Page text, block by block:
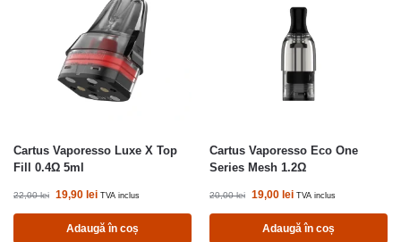
Cartus Vaporesso Luxe X Top
Fill 0.4Ω 5ml
22,00lei 19,90 lei TVA inclus
Adaugă în coș
Cartus Vaporesso Eco One
Series Mesh 1.2Ω
20,00lei 19,00 lei TVA inclus
Adaugă în coș